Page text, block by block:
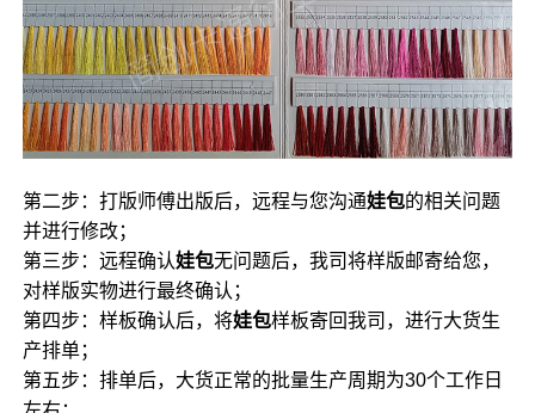
第二步：打版师傅出版后，远程与您沟通娃包的相关问题
并进行修改；
第三步：远程确认娃包无问题后，我司将样版邮寄给您，
对样版实物进行最终确认；
第四步：样板确认后，将娃包样板寄回我司，进行大货生
产排单；
第五步：排单后，大货正常的批量生产周期为30个工作日